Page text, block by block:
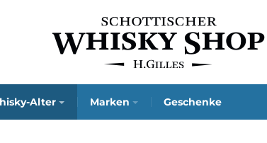
Alter Marken Geschenke